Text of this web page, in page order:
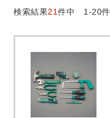
検索結果21件中 1-20件